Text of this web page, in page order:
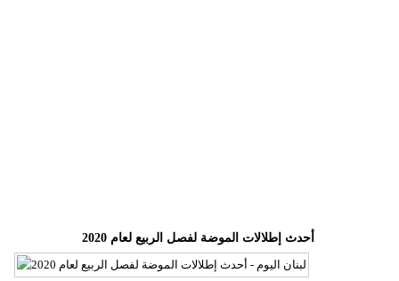
إسلامية
أحدث إطلالات الموضة لفصل الربيع لعام 2020